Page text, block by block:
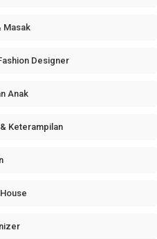
Masak
Designer
Anak
Keterampilan